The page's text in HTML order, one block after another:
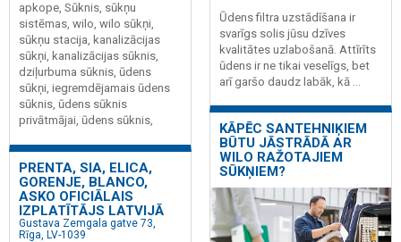
apkope, Sūknis, sūkņu
sistēmas, wilo, wilo sūkņi,
sūkņu stacija, kanalizācijas
sūkņi, kanalizācijas sūknis,
dziļurbuma sūknis, ūdens
sūkņi, iegremdējamais ūdens
sūknis, ūdens sūknis
privātmājai, ūdens sūknis,
PRENTA, SIA, ELICA,
GORENJE, BLANCO,
ASKO OFICIĀLAIS
IZPLATĪTĀJS LATVIJĀ
Gustava Zemgala gatve 73,
Rīga, LV-1039
Ūdens filtra uzstādīšana ir
svarīgs solis jūsu dzīves
kvalitātes uzlabošanā. Attīrīts
ūdens ir ne tikai veselīgs, bet
arī garšo daudz labāk, kā ...
KĀPĒC SANTEHNIĶIEM
BŪTU JĀSTRĀDĀ AR
WILO RAŽOTAJIEM
SŪKŅIEM?